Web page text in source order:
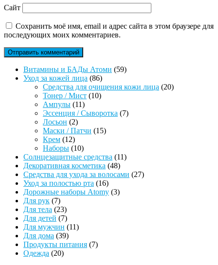
Сайт
Сохранить моё имя, email и адрес сайта в этом браузере для
последующих моих комментариев.
Витамины и БАДы Атоми 5959
Уход за кожей лица 8686
товаров
Средства для очищения кожи лица 2020
Тонер / Мист 1010
Ампулы 1111
товаров
Эссенция / Сыворотка 77
Лосьон 22
товара
Маски / Патчи 1515
Крем 1212
товаров
Наборы 1010
товаров
Солнцезащитные средства 1111
Декоративная косметика 4848
товаров
Средства для ухода за волосами 2727
Уход за полостью рта 1616
товаров
Дорожные наборы Atomy 33
Для рук 77
товаров
Для тела 2323
товара
Для детей 77
товаров
Для мужчин 1111
Для дома 3939
товаров
Продукты питания 77
Одежда 2020